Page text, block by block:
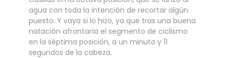
agua con toda la intención de recortar algún
puesto. Y vaya si lo hizo, ya que tras una buena
natación afrontaría el segmento de ciclismo
en la séptima posición, a un minuto y 11
segundos de la cabeza.